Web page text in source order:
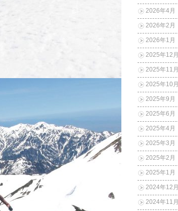
2026年4月
2026年2月
2026年1月
2025年12月
2025年11月
2025年10月
2025年9月
2025年6月
2025年4月
2025年3月
2025年2月
2025年1月
2024年12月
2024年11月